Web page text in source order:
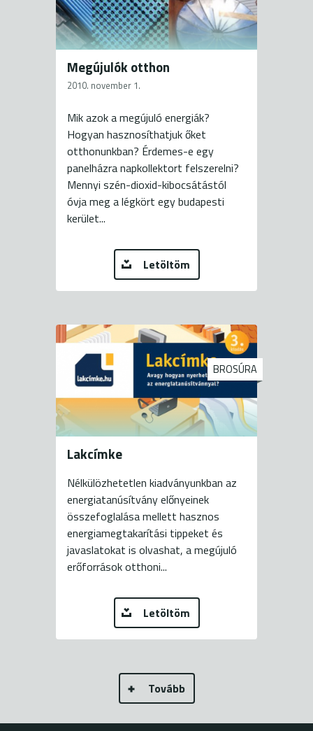
Megújulók otthon
2010. november 1.
Mik azok a megújuló energiák?
Hogyan hasznosíthatjuk őket
otthonunkban? Érdemes-e egy
panelházra napkollektort felszerelni?
Mennyi szén-dioxid-kibocsátástól
óvja meg a légkört egy budapesti
kerület...
Letöltöm
BROSÚRA
Lakcímke
Nélkülözhetetlen kiadványunkban az
energiatanúsítvány előnyeinek
összefoglalása mellett hasznos
energiamegtakarítási tippeket és
javaslatokat is olvashat, a megújuló
erőforrások otthoni...
Letöltöm
Tovább